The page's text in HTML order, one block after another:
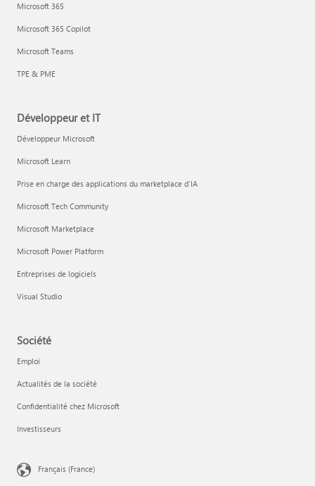
Microsoft 365
Microsoft 365 Copilot
Microsoft Teams
TPE & PME
Développeur et IT
Développeur Microsoft
Microsoft Learn
Prise en charge des applications du marketplace d’IA
Microsoft Tech Community
Microsoft Marketplace
Microsoft Power Platform
Entreprises de logiciels
Visual Studio
Société
Emploi
Actualités de la société
Confidentialité chez Microsoft
Investisseurs
Français (France)